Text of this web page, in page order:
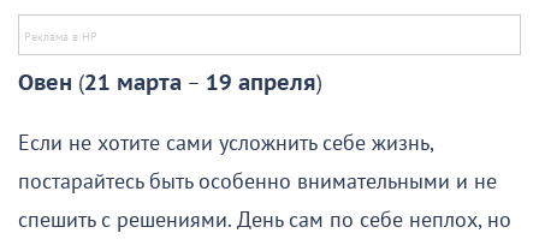
Овен (21 марта – 19 апреля)
Если не хотите сами усложнить себе жизнь,
постарайтесь быть особенно внимательными и не
спешить с решениями. День сам по себе неплох, но